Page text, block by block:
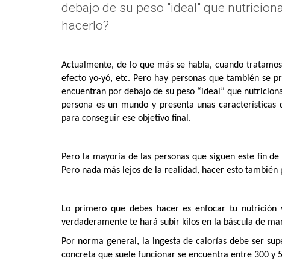
debajo de su peso "ideal" que
hacerlo?
Actualmente, de lo que más se habla, cuando
efecto yo-yó, etc. Pero hay personas que también se
encuentran por debajo de su peso “ideal” que
persona es un mundo y presenta unas
para conseguir ese objetivo final.
Pero la mayoría de las personas que siguen este fin
Pero nada más lejos de la realidad, hacer esto
Lo primero que debes hacer es enfocar tu
verdaderamente te hará subir kilos en la báscula de
Por norma general, la ingesta de calorías debe ser
concreta que suele funcionar se encuentra entre 300 y